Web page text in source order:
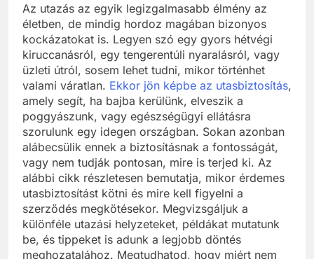
Az utazás az egyik legizgalmasabb élmény az
életben, de mindig hordoz magában bizonyos
kockázatokat is. Legyen szó egy gyors hétvégi
kiruccanásról, egy tengerentúli nyaralásról, vagy
üzleti útról, sosem lehet tudni, mikor történhet
valami váratlan. Ekkor jön képbe az utasbiztosítás,
amely segít, ha bajba kerülünk, elveszik a
poggyászunk, vagy egészségügyi ellátásra
szorulunk egy idegen országban. Sokan azonban
alábecsülik ennek a biztosításnak a fontosságát,
vagy nem tudják pontosan, mire is terjed ki. Az
alábbi cikk részletesen bemutatja, mikor érdemes
utasbiztosítást kötni és mire kell figyelni a
szerződés megkötésekor. Megvizsgáljuk a
különféle utazási helyzeteket, példákat mutatunk
be, és tippeket is adunk a legjobb döntés
meghozatalához. Megtudhatod, hogy miért nem